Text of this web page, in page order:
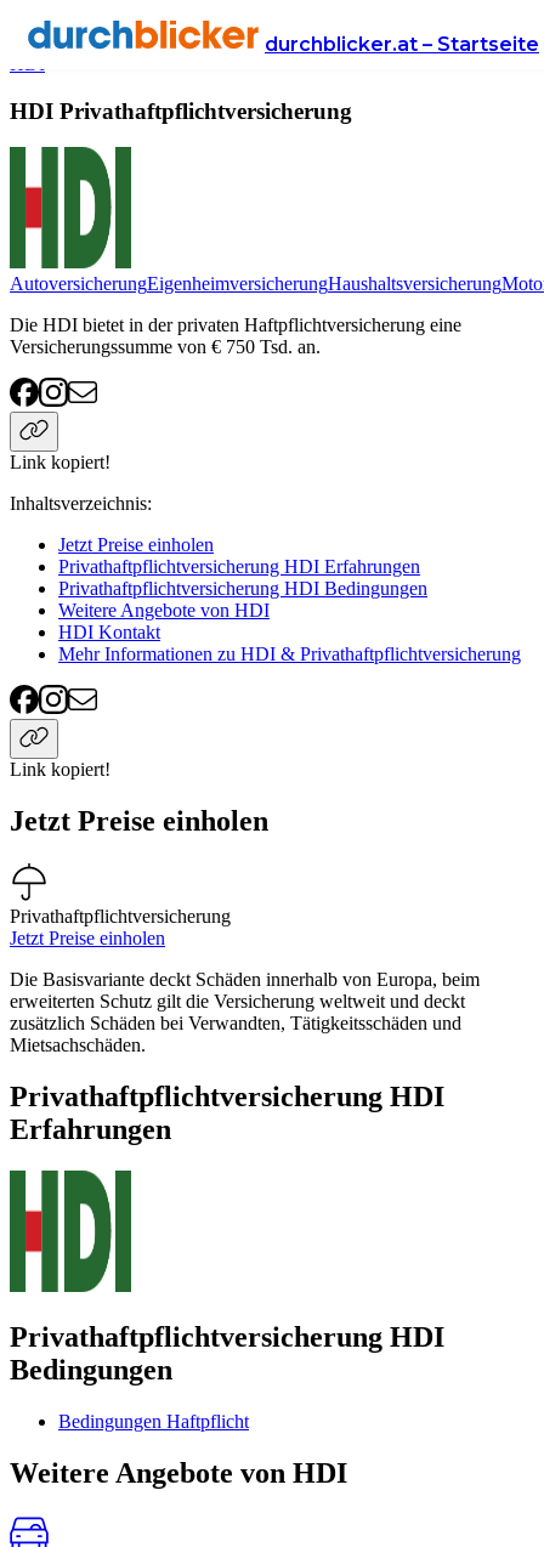
durchblicker.at – Startseite
Anbieter Versicherung
privathaftpflichtversicherung
HDI Privathaftpflichtversicherung
AutoversicherungEigenheimversicherungHaushaltsversicherung
Die HDI bietet in der privaten Haftpflichtversicherung eine
Versicherungssumme von € 750 Tsd. an.
Link kopiert!
Inhaltsverzeichnis:
Jetzt Preise einholen
Privathaftpflichtversicherung HDI Erfahrungen
Privathaftpflichtversicherung HDI Bedingungen
Weitere Angebote von HDI
HDI Kontakt
Mehr Informationen zu HDI & Privathaftpflichtversicherung
Link kopiert!
Jetzt Preise einholen
Privathaftpflichtversicherung
Jetzt Preise einholen
Die Basisvariante deckt Schäden innerhalb von Europa, beim
erweiterten Schutz gilt die Versicherung weltweit und deckt
zusätzlich Schäden bei Verwandten, Tätigkeitsschäden und
Mietsachschäden.
Privathaftpflichtversicherung HDI
Erfahrungen
Privathaftpflichtversicherung HDI
Bedingungen
Bedingungen Haftpflicht
Weitere Angebote von HDI